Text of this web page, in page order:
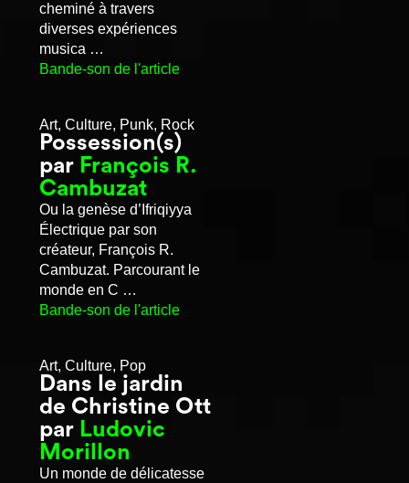
cheminé à travers
diverses expériences
musica …
Bande-son de l'article
Art, Culture, Punk, Rock
Possession(s)
par François R.
Cambuzat
Ou la genèse d’Ifriqiyya
Électrique par son
créateur, François R.
Cambuzat. Parcourant le
monde en C …
Bande-son de l'article
Art, Culture, Pop
Dans le jardin
de Christine Ott
par Ludovic
Morillon
Un monde de délicatesse